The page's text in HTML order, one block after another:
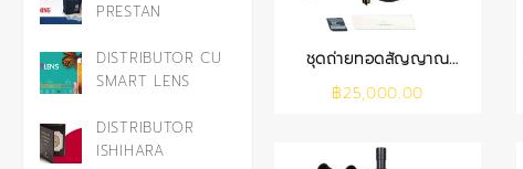
PRESTAN
DISTRIBUTOR CU
SMART LENS
DISTRIBUTOR
ISHIHARA
ชุดถ่ายทอดสัญญาณ
XCAM1080
฿25,000.00